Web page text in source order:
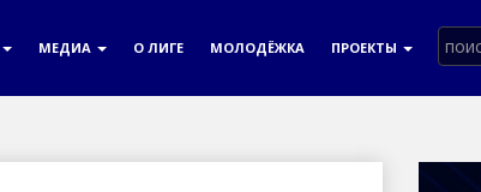
МЕДИА О ЛИГЕ МОЛОДЁЖКА ПРОЕКТЫ